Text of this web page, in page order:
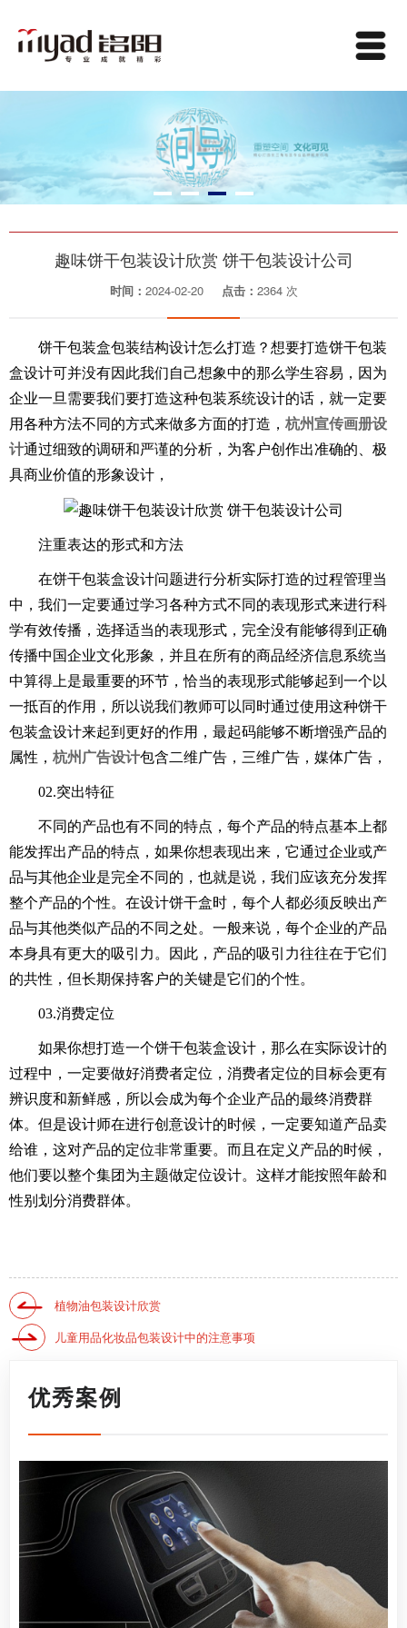
趣味饼干包装设计欣赏 饼干包装设计公司
时间： 2024-02-20 点击： 2364 次
饼干包装盒包装结构设计怎么打造？想要打造饼干包装
盒设计可并没有因此我们自己想象中的那么学生容易，因为
企业一旦需要我们要打造这种包装系统设计的话，就一定要
用各种方法不同的方式来做多方面的打造， 杭州宣传画册设
计通过细致的调研和严谨的分析，为客户创作出准确的、极
具商业价值的形象设计，
注重表达的形式和方法
在饼干包装盒设计问题进行分析实际打造的过程管理当
中，我们一定要通过学习各种方式不同的表现形式来进行科
学有效传播，选择适当的表现形式，完全没有能够得到正确
传播中国企业文化形象，并且在所有的商品经济信息系统当
中算得上是最重要的环节，恰当的表现形式能够起到一个以
一抵百的作用，所以说我们教师可以同时通过使用这种饼干
包装盒设计来起到更好的作用，最起码能够不断增强产品的
属性， 杭州广告设计包含二维广告，三维广告，媒体广告，
02.突出特征
不同的产品也有不同的特点，每个产品的特点基本上都
能发挥出产品的特点，如果你想表现出来，它通过企业或产
品与其他企业是完全不同的，也就是说，我们应该充分发挥
整个产品的个性。在设计饼干盒时，每个人都必须反映出产
品与其他类似产品的不同之处。一般来说，每个企业的产品
本身具有更大的吸引力。因此，产品的吸引力往往在于它们
的共性，但长期保持客户的关键是它们的个性。
03.消费定位
如果你想打造一个饼干包装盒设计，那么在实际设计的
过程中，一定要做好消费者定位，消费者定位的目标会更有
辨识度和新鲜感，所以会成为每个企业产品的最终消费群
体。但是设计师在进行创意设计的时候，一定要知道产品卖
给谁，这对产品的定位非常重要。而且在定义产品的时候，
他们要以整个集团为主题做定位设计。这样才能按照年龄和
性别划分消费群体。
植物油包装设计欣赏
儿童用品化妆品包装设计中的注意事项
优秀案例